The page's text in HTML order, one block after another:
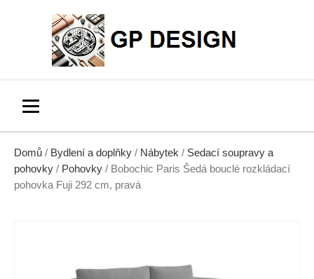
Domů / Bydlení a doplňky / Nábytek / Sedací soupravy a
pohovky / Pohovky / Bobochic Paris Šedá bouclé rozkládací
pohovka Fuji 292 cm, pravá